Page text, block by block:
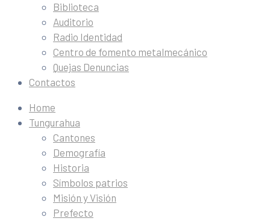
Biblioteca
Auditorio
Radio Identidad
Centro de fomento metalmecánico
Quejas Denuncias
Contactos
Home
Tungurahua
Cantones
Demografía
Historia
Símbolos patrios
Misión y Visión
Prefecto